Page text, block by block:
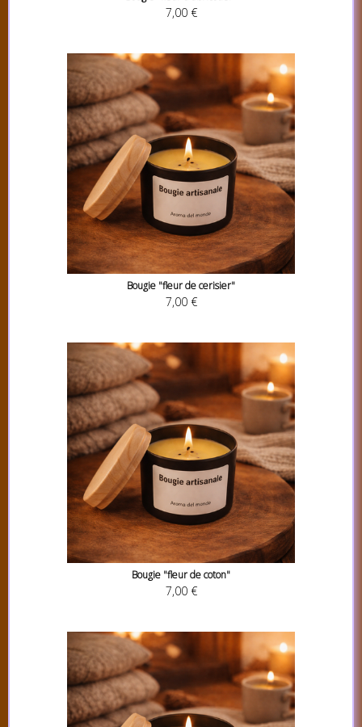
7,00 €
Bougie "fleur de cerisier"
7,00 €
Bougie "fleur de coton"
7,00 €